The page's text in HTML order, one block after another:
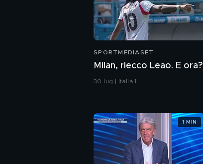
SPORTMEDIASET
Milan, riecco Leao. E ora?
30 lug | Italia 1
1 MIN